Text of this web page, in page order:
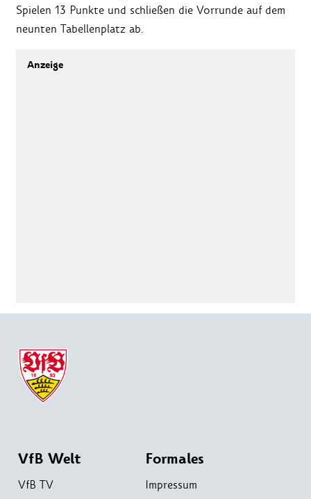
Spielen 13 Punkte und schließen die Vorrunde auf dem
neunten Tabellenplatz ab.
VfB Welt
VfB TV
Formales
Impressum